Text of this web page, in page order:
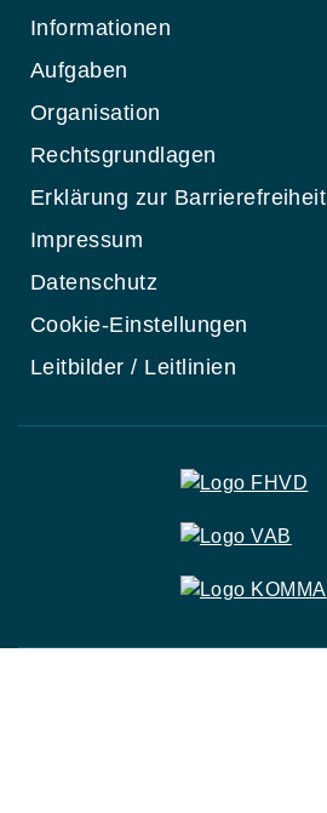
Informationen
Aufgaben
Organisation
Rechtsgrundlagen
Erklärung zur Barrierefreiheit
Impressum
Datenschutz
Cookie-Einstellungen
Leitbilder / Leitlinien